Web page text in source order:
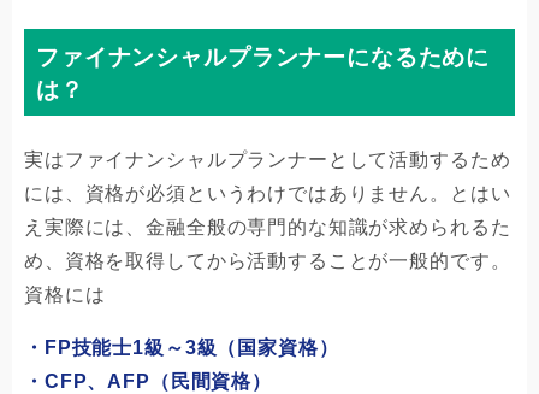
ファイナンシャルプランナーになるために
は？
実はファイナンシャルプランナーとして活動するため
には、資格が必須というわけではありません。とはい
え実際には、金融全般の専門的な知識が求められるた
め、資格を取得してから活動することが一般的です。
資格には
・FP技能士1級～3級（国家資格）
・CFP、AFP（民間資格）